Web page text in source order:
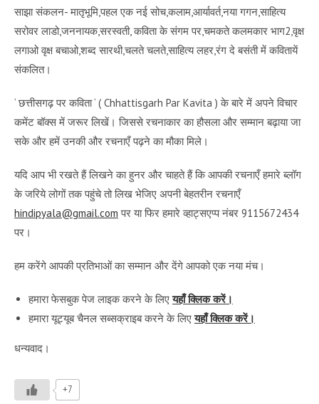
साझा संकलन- मातृभूमि,पहल एक नई सोच,कलाम,आर्यावर्त,नया गगन,साहित्य
सरोवर लाडो,जननायक,सरस्वती, कविता के संगम पर,चमकते कलमकार भाग2,वृक्ष
लगाओ वृक्ष बचाओ,शब्द सारथी,चलते चलते,साहित्य लहर,रंग दे बसंती में कवितायें
संकलित।
‘ छत्तीसगढ़ पर कविता ‘ ( Chhattisgarh Par Kavita ) के बारे में अपने विचार
कमेंट बॉक्स में जरूर लिखें। जिससे रचनाकार का हौसला और सम्मान बढ़ाया जा
सके और हमें उनकी और रचनाएँ पढ़ने का मौका मिले।
यदि आप भी रखते हैं लिखने का हुनर और चाहते हैं कि आपकी रचनाएँ हमारे ब्लॉग
के जरिये लोगों तक पहुंचे तो लिख भेजिए अपनी बेहतरीन रचनाएँ
hindipyala@gmail.com पर या फिर हमारे व्हाट्सएप्प नंबर 9115672434
पर।
हम करेंगे आपकी प्रतिभाओं का सम्मान और देंगे आपको एक नया मंच।
हमारा फेसबुक पेज लाइक करने के लिएयहाँ क्लिक करें।
हमारा यूट्यूब चैनल सब्सक्राइब करने के लिएयहाँ क्लिक करें।
धन्यवाद।
+7